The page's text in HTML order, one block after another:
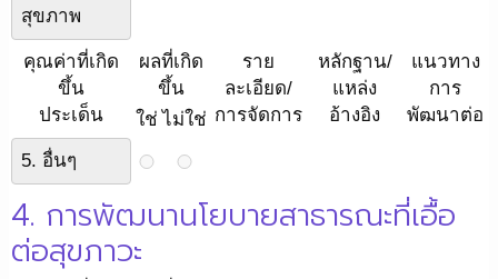
สุขภาพ
คุณค่าที่เกิด
ขึ้น
ประเด็น
ผลที่เกิด
ขึ้น
ราย
ละเอียด/
การจัดการ
หลักฐาน/
แหล่ง
อ้างอิง
แนวทาง
การ
พัฒนาต่อ
ใช่ ไม่ใช่
5. อื่นๆ
4. การพัฒนานโยบายสาธารณะที่เอื้อ
ต่อสุขภาวะ